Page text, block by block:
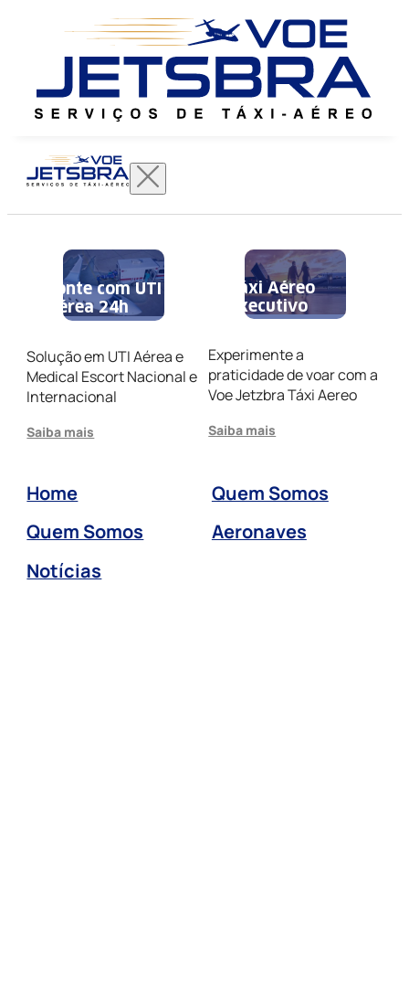
Conte com UTI
Aérea 24h
Solução em UTI Aérea e
Medical Escort Nacional e
Internacional
Saiba mais
Táxi Aéreo
Executivo
Experimente a
praticidade de voar com a
Voe Jetzbra Táxi Aereo
Saiba mais
Home
Quem Somos
Quem Somos
Aeronaves
Notícias